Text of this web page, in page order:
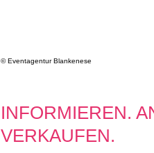
© Eventagentur Blankenese
INFORMIEREN.
VERKAUFEN.